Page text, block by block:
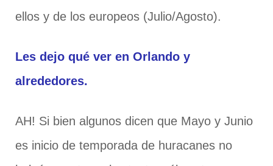
ellos y de los europeos (Julio/Agosto).
Les dejo qué ver en Orlando y
alrededores.
AH! Si bien algunos dicen que Mayo y Junio
es inicio de temporada de huracanes no